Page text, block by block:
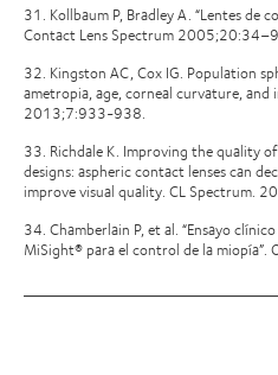
31. Kollbaum P, Bradley A. “Lentes de
Contact Lens Spectrum
32. Kingston AC, Cox IG. Population
ametropia, age, corneal curvature,
2013;7:933-938.
33. Richdale K. Improving the quality
designs: aspheric contact lenses can
improve visual quality. CL Spectrum.
34. Chamberlain P, et al. “Ensayo
MiSight® para el control de la